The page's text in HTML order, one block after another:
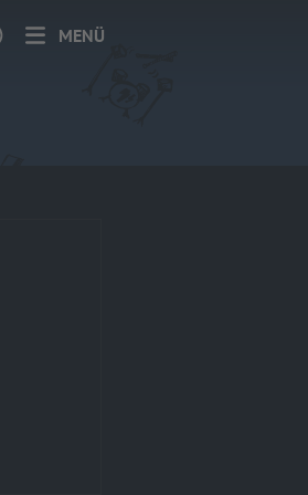
MENÜ